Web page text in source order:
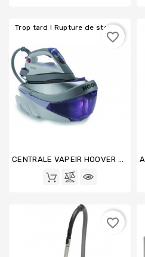
Trop tard ! Rupture de stock
CENTRALE VAPEIR HOOVER SRD4108
favorite_border
favorite_border